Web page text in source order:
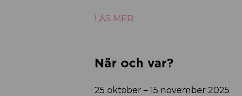
LÄS MER
När och var?
25 oktober – 15 november 2025